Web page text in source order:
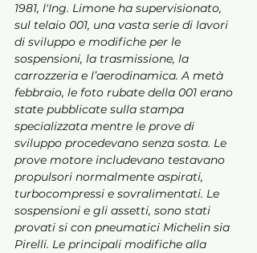
1981, l'Ing. Limone ha supervisionato,
sul telaio 001, una vasta serie di lavori
di sviluppo e modifiche per le
sospensioni, la trasmissione, la
carrozzeria e l’aerodinamica. A metà
febbraio, le foto rubate della 001 erano
state pubblicate sulla stampa
specializzata mentre le prove di
sviluppo procedevano senza sosta. Le
prove motore includevano testavano
propulsori normalmente aspirati,
turbocompressi e sovralimentati. Le
sospensioni e gli assetti, sono stati
provati si con pneumatici Michelin sia
Pirelli. Le principali modifiche alla